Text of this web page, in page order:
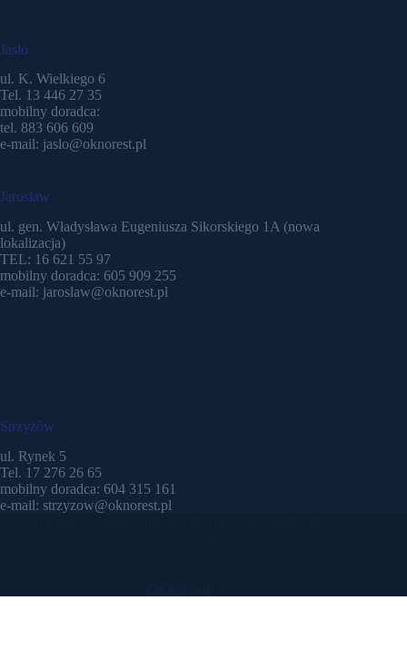
Jasło
ul. K. Wielkiego 6
Tel. 13 446 27 35
mobilny doradca:
tel. 883 606 609
e-mail: jaslo@oknorest.pl
Jarosław
ul. gen. Władysława Eugeniusza Sikorskiego 1A (nowa
lokalizacja)
TEL: 16 621 55 97
mobilny doradca: 605 909 255
e-mail: jaroslaw@oknorest.pl
Strzyżów
ul. Rynek 5
Tel. 17 276 26 65
mobilny doradca: 604 315 161
e-mail: strzyzow@oknorest.pl